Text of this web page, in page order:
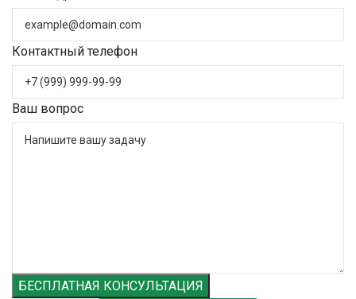
Контактный телефон
Ваш вопрос
БЕСПЛАТНАЯ КОНСУЛЬТАЦИЯ